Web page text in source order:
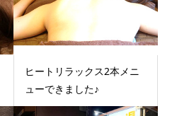
ヒートリラックス2本メニ
ューできました♪